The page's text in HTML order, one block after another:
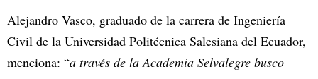
Alejandro Vasco, graduado de la carrera de Ingeniería
Civil de la Universidad Politécnica Salesiana del Ecuador,
menciona: “a través de la Academia Selvalegre busco